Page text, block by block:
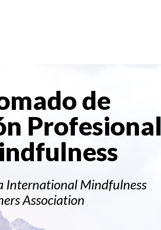
de
Profesional
International Mindfulness
Association